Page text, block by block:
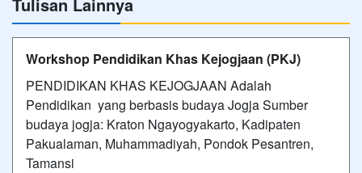
Workshop Pendidikan Khas Kejogjaan (PKJ)
PENDIDIKAN KHAS KEJOGJAAN Adalah
Pendidikan yang berbasis budaya Jogja Sumber
budaya jogja: Kraton Ngayogyakarto, Kadipaten
Pakualaman, Muhammadiyah, Pondok Pesantren,
Tamansi